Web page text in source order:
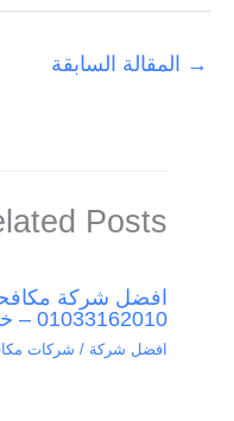
→ المقالة السابقة
Posts
افضل شركة
01033162010 – خصم 50 %
افضل شركة / شركات